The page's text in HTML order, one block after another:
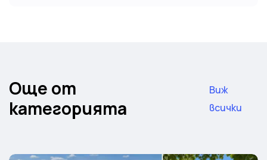
Още от
категорията
Виж
всички